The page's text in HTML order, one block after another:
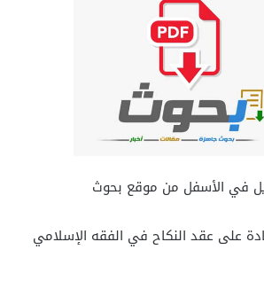
في الأسفل من موقع بحوث
على عقد النكاح في الفقه الإسلامي